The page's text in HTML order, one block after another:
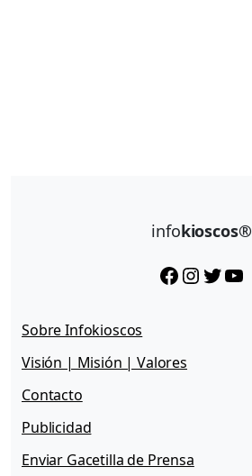
infokioscos®
Facebook InstagramTwitter YouTube
Sobre Infokioscos
Visión | Misión | Valores
Contacto
Publicidad
Enviar Gacetilla de Prensa